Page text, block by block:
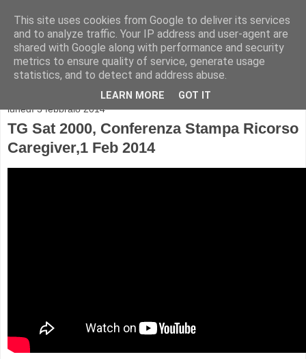
lunedì 3 febbraio 2014
TG Sat 2000, Conferenza Stampa Ricorso
Caregiver,1 Feb 2014
This site uses cookies from Google to deliver its services
and to analyze traffic. Your IP address and user-agent are
shared with Google along with performance and security
metrics to ensure quality of service, generate usage
statistics, and to detect and address abuse.
LEARN MORE GOT IT